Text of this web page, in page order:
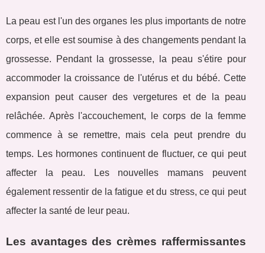
La peau est l'un des organes les plus importants de notre
corps, et elle est soumise à des changements pendant la
grossesse. Pendant la grossesse, la peau s'étire pour
accommoder la croissance de l'utérus et du bébé. Cette
expansion peut causer des vergetures et de la peau
relâchée. Après l'accouchement, le corps de la femme
commence à se remettre, mais cela peut prendre du
temps. Les hormones continuent de fluctuer, ce qui peut
affecter la peau. Les nouvelles mamans peuvent
également ressentir de la fatigue et du stress, ce qui peut
affecter la santé de leur peau.
Les avantages des crèmes raffermissantes